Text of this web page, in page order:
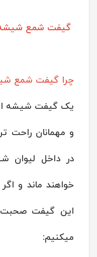
گیفت شمع
چرا گیفت شمع
یک گیفت شیشه
و مهمانان راحت
در داخل لیوان
خواهند ماند و
این گیفت صحبت
میکنیم: